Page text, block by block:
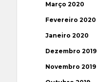
Março 2020
Fevereiro 2020
Janeiro 2020
Dezembro 2019
Novembro 2019